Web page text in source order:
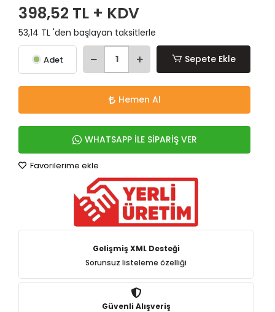
398,52 TL + KDV
53,14 TL 'den başlayan taksitlerle
Adet Sepete Ekle
Hemen Al
WHATSAPP İLE SİPARİŞ VER
Favorilerime ekle
Gelişmiş XML Desteği
Sorunsuz listeleme özelliği
Güvenli Alışveriş